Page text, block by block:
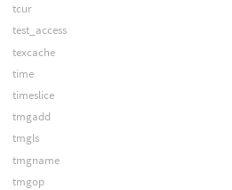
tcur
test_access
texcache
time
timeslice
tmgadd
tmgls
tmgname
tmgop